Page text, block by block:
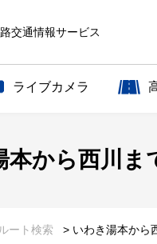
交通情報サービス
ライブカメラ
本から西川ま
ート検索 > いわき湯本から